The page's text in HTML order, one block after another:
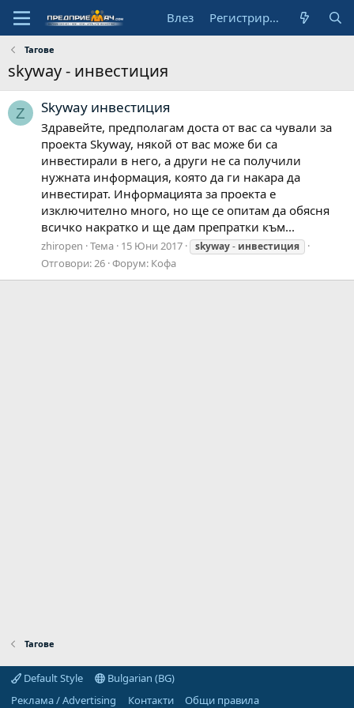
Влез Регистрирай се
Тагове
skyway - инвестиция
Z Skyway инвестиция
Здравейте, предполагам доста от вас са чували за
проекта Skyway, някой от вас може би са
инвестирали в него, а други не са получили
нужната информация, която да ги накара да
инвестират. Информацията за проекта е
изключително много, но ще се опитам да обясня
всичко накратко и ще дам препратки към...
zhiropen Тема 15 Юни 2017 skyway- инвестиция
Отговори: 26 Форум: Кофа
Тагове
Default Style
Bulgarian (BG)
Реклама / Advertising
Контакти
Общи правила